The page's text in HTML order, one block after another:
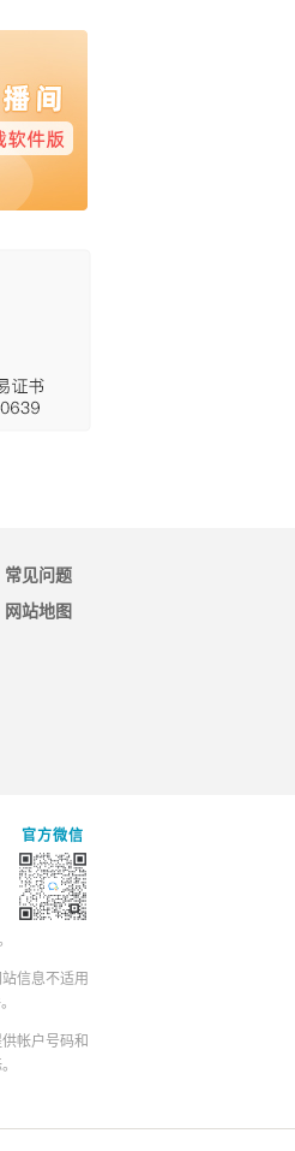
常见问题
网站地图
官方微信
信息不适用
帐户号码和